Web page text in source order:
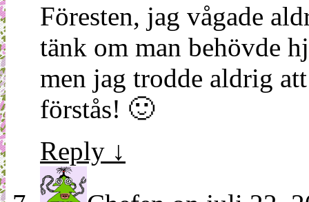
Föresten, jag vågade
tänk om man behövde
men jag trodde aldrig
förstås! 🙂
Reply ↓